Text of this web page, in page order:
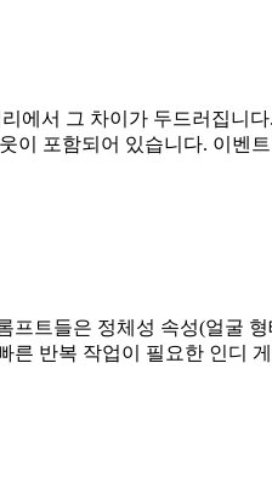
에서 그 차이가 두드러집니
이 포함되어 있습니다. 이벤
프트들은 정체성 속성(얼굴
반복 작업이 필요한 인디